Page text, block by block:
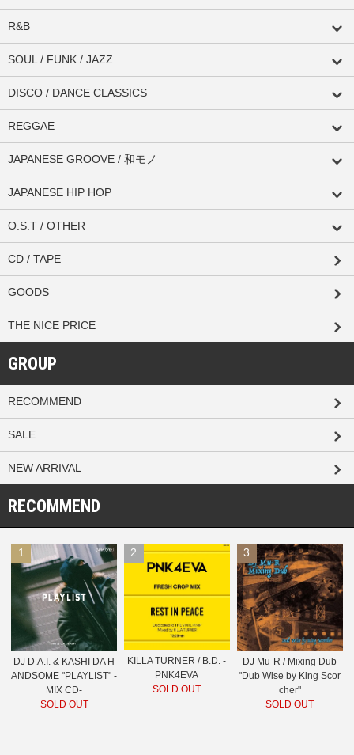
R&B
SOUL / FUNK / JAZZ
DISCO / DANCE CLASSICS
REGGAE
JAPANESE GROOVE / 和モノ
JAPANESE HIP HOP
O.S.T / OTHER
CD / TAPE
GOODS
THE NICE PRICE
GROUP
RECOMMEND
SALE
NEW ARRIVAL
RECOMMEND
1
DJ D.A.I. & KASHI DA H
ANDSOME "PLAYLIST" -
MIX CD-
SOLD OUT
2
KILLA TURNER / B.D. -
PNK4EVA
SOLD OUT
3
DJ Mu-R / Mixing Dub
"Dub Wise by King Scor
cher"
SOLD OUT